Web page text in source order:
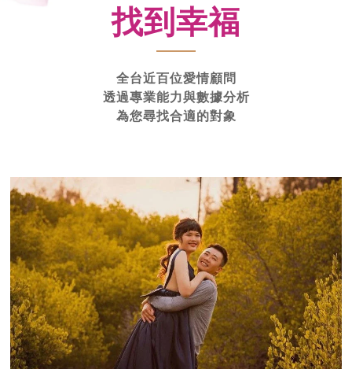
找到幸福
全台近百位愛情顧問
透過專業能力與數據分析
為您尋找合適的對象